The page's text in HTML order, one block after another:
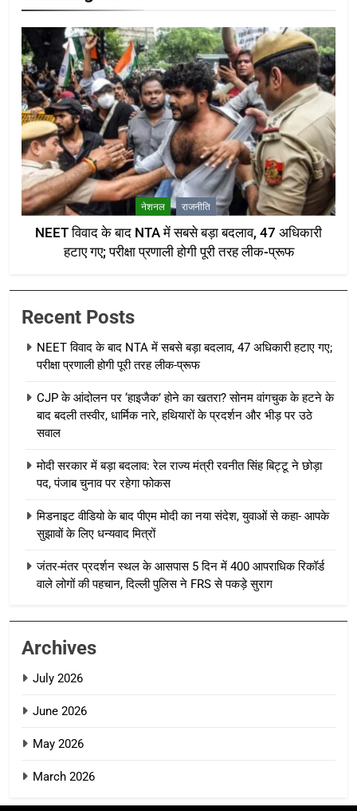
नेशनल राजनीति
NEET विवाद के बाद NTA में सबसे बड़ा बदलाव, 47 अधिकारी
हटाए गए; परीक्षा प्रणाली होगी पूरी तरह लीक-प्रूफ
Recent Posts
NEET विवाद के बाद NTA में सबसे बड़ा बदलाव, 47 अधिकारी हटाए गए;
परीक्षा प्रणाली होगी पूरी तरह लीक-प्रूफ
CJP के आंदोलन पर ‘हाइजैक’ होने का खतरा? सोनम वांगचुक के हटने के
बाद बदली तस्वीर, धार्मिक नारे, हथियारों के प्रदर्शन और भीड़ पर उठे
सवाल
मोदी सरकार में बड़ा बदलाव: रेल राज्य मंत्री रवनीत सिंह बिट्टू ने छोड़ा
पद, पंजाब चुनाव पर रहेगा फोकस
मिडनाइट वीडियो के बाद पीएम मोदी का नया संदेश, युवाओं से कहा- आपके
सुझावों के लिए धन्यवाद मित्रों
जंतर-मंतर प्रदर्शन स्थल के आसपास 5 दिन में 400 आपराधिक रिकॉर्ड
वाले लोगों की पहचान, दिल्ली पुलिस ने FRS से पकड़े सुराग
Archives
July 2026
June 2026
May 2026
March 2026